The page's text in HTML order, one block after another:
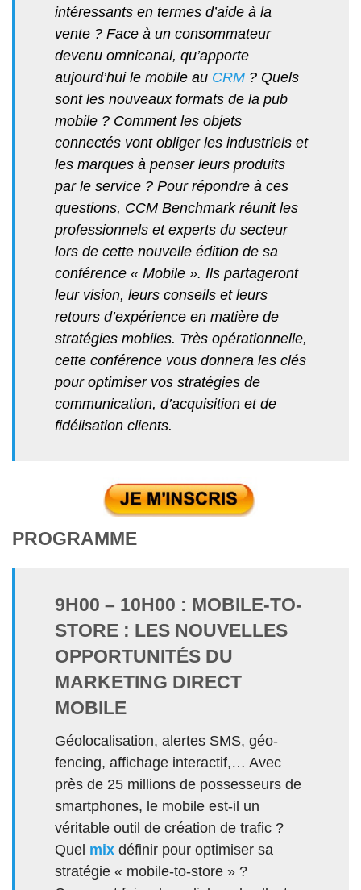
intéressants en termes d’aide à la
vente ? Face à un consommateur
devenu omnicanal, qu’apporte
aujourd’hui le mobile au CRM ? Quels
sont les nouveaux formats de la pub
mobile ? Comment les objets
connectés vont obliger les industriels et
les marques à penser leurs produits
par le service ? Pour répondre à ces
questions, CCM Benchmark réunit les
professionnels et experts du secteur
lors de cette nouvelle édition de sa
conférence « Mobile ». Ils partageront
leur vision, leurs conseils et leurs
retours d’expérience en matière de
stratégies mobiles. Très opérationnelle,
cette conférence vous donnera les clés
pour optimiser vos stratégies de
communication, d’acquisition et de
fidélisation clients.
PROGRAMME
9H00 – 10H00 : MOBILE-TO-
STORE : LES NOUVELLES
OPPORTUNITÉS DU
MARKETING DIRECT
MOBILE
Géolocalisation, alertes SMS, géo-
fencing, affichage interactif,… Avec
près de 25 millions de possesseurs de
smartphones, le mobile est-il un
véritable outil de création de trafic ?
Quel mix définir pour optimiser sa
stratégie « mobile-to-store » ?